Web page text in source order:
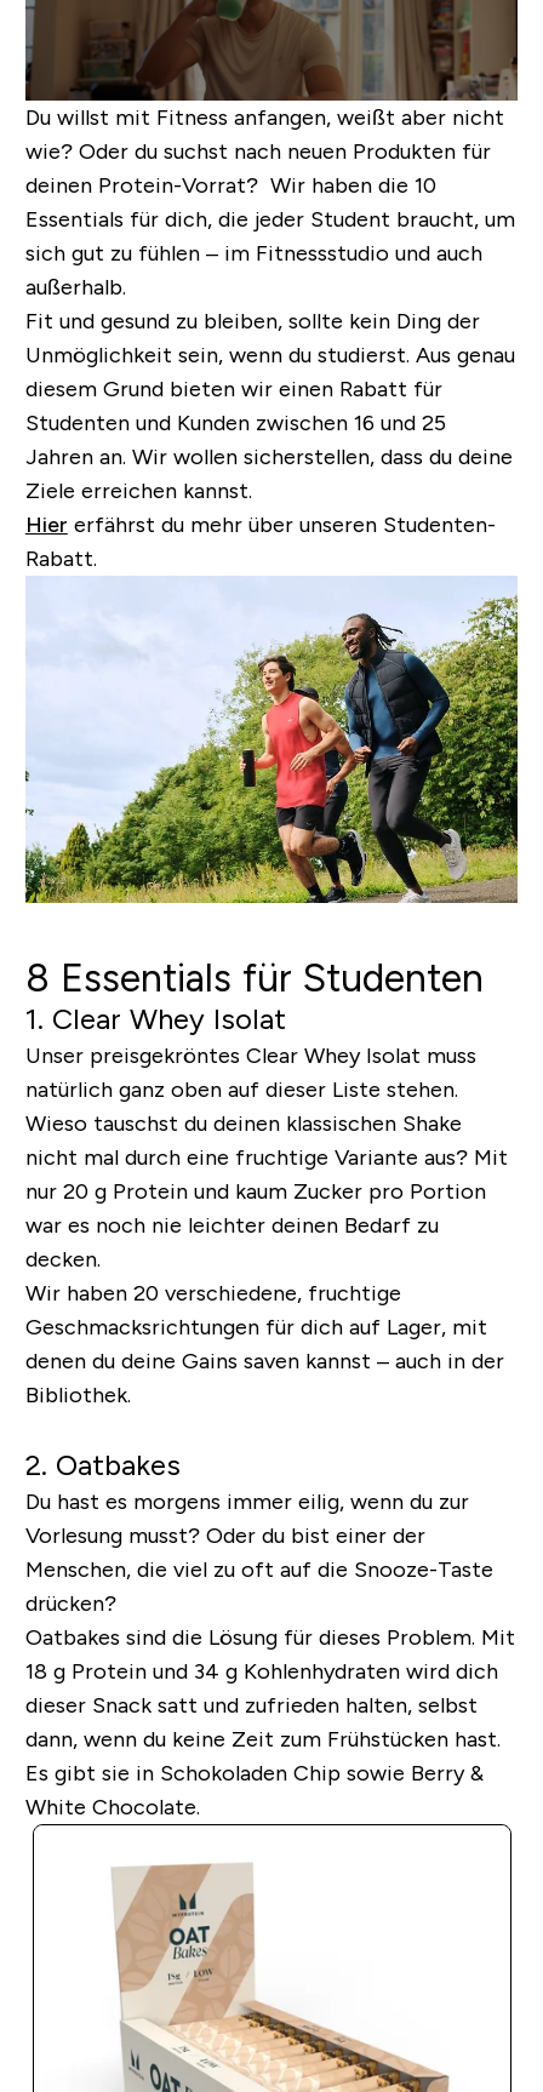
Du willst mit Fitness anfangen, weißt aber nicht
wie? Oder du suchst nach neuen Produkten für
deinen Protein-Vorrat? Wir haben die 10
Essentials für dich, die jeder Student braucht, um
sich gut zu fühlen – im Fitnessstudio und auch
außerhalb.
Fit und gesund zu bleiben, sollte kein Ding der
Unmöglichkeit sein, wenn du studierst. Aus genau
diesem Grund bieten wir einen Rabatt für
Studenten und Kunden zwischen 16 und 25
Jahren an. Wir wollen sicherstellen, dass du deine
Ziele erreichen kannst.
Hier erfährst du mehr über unseren Studenten-
Rabatt.
8 Essentials für Studenten
1. Clear Whey Isolat
Unser preisgekröntes Clear Whey Isolat muss
natürlich ganz oben auf dieser Liste stehen.
Wieso tauschst du deinen klassischen Shake
nicht mal durch eine fruchtige Variante aus? Mit
nur 20 g Protein und kaum Zucker pro Portion
war es noch nie leichter deinen Bedarf zu
decken.
Wir haben 20 verschiedene, fruchtige
Geschmacksrichtungen für dich auf Lager, mit
denen du deine Gains saven kannst – auch in der
Bibliothek.
2. Oatbakes
Du hast es morgens immer eilig, wenn du zur
Vorlesung musst? Oder du bist einer der
Menschen, die viel zu oft auf die Snooze-Taste
drücken?
Oatbakes sind die Lösung für dieses Problem. Mit
18 g Protein und 34 g Kohlenhydraten wird dich
dieser Snack satt und zufrieden halten, selbst
dann, wenn du keine Zeit zum Frühstücken hast.
Es gibt sie in Schokoladen Chip sowie Berry &
White Chocolate.